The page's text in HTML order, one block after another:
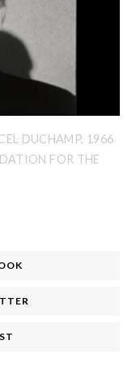
DUCHAMP, 1966
FOR THE